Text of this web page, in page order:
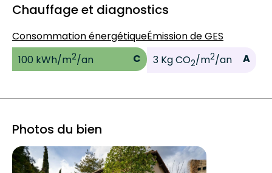
Chauffage et diagnostics
Consommation énergétique
100 kWh/m2/an C
Émission de GES
3 Kg CO2/m2/an A
Photos du bien